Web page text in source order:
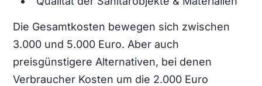
Die Gesamtkosten bewegen sich zwischen
3.000 und 5.000 Euro. Aber auch
preisgünstigere Alternativen, bei denen
Verbraucher Kosten um die 2.000 Euro